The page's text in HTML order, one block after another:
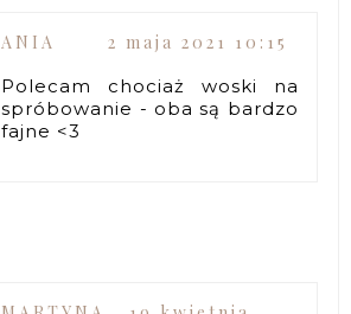
ANIA
2 maja 2021 10:15
Polecam chociaż woski na
spróbowanie - oba są bardzo
fajne <3